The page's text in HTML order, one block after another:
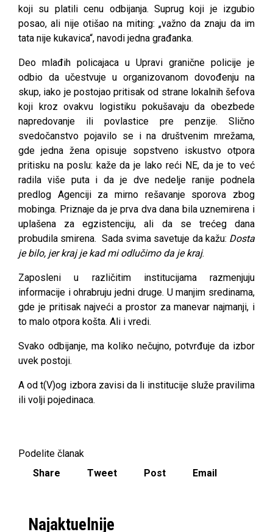
koji su platili cenu odbijanja. Suprug koji je izgubio
posao, ali nije otišao na miting: „važno da znaju da im
tata nije kukavica“, navodi jedna građanka.
Deo mlađih policajaca u Upravi granične policije je
odbio da učestvuje u organizovanom dovođenju na
skup, iako je postojao pritisak od strane lokalnih šefova
koji kroz ovakvu logistiku pokušavaju da obezbede
napredovanje ili povlastice pre penzije. Slično
svedočanstvo pojavilo se i na društvenim mrežama,
gde jedna žena opisuje sopstveno iskustvo otpora
pritisku na poslu: kaže da je lako reći NE, da je to već
radila više puta i da je dve nedelje ranije podnela
predlog Agenciji za mirno rešavanje sporova zbog
mobinga. Priznaje da je prva dva dana bila uznemirena i
uplašena za egzistenciju, ali da se trećeg dana
probudila smirena. Sada svima savetuje da kažu: Dosta
je bilo, jer kraj je kad mi odlučimo da je kraj.
Zaposleni u različitim institucijama razmenjuju
informacije i ohrabruju jedni druge. U manjim sredinama,
gde je pritisak najveći a prostor za manevar najmanji, i
to malo otpora košta. Ali i vredi.
Svako odbijanje, ma koliko nečujno, potvrđuje da izbor
uvek postoji.
A od t(V)og izbora zavisi da li institucije služe pravilima
ili volji pojedinaca.
Podelite članak
Share
Tweet Post Email
Najaktuelnije